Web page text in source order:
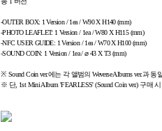
-OUTER BOX: 1 Version / 1ea / W90 X H140 (mm)
-PHOTO LEAFLET: 1 Version / 1ea / W80 X H115 (mm)
-NFC USER GUIDE: 1 Version / 1ea / W70 X H100 (mm)
-SOUND COIN: 1 Version / 1ea / ⌀ 43 X T3 (mm)
※ Sound Coin ver.에는 각 앨범의 Weverse Albums ver.과
※ 단, 1st Mini Album 'FEARLESS' (Sound Coin ver.) 구매 시